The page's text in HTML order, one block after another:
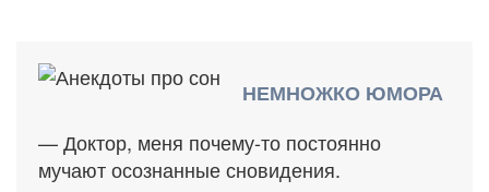
НЕМНОЖКО ЮМОРА
— Доктор, меня почему-то постоянно
мучают осознанные сновидения.